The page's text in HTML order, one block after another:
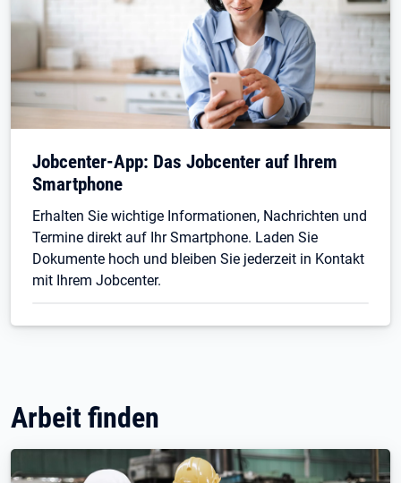
Jobcenter-App: Das Jobcenter auf Ihrem
Smartphone
Erhalten Sie wichtige Informationen, Nachrichten und
Termine direkt auf Ihr Smartphone. Laden Sie
Dokumente hoch und bleiben Sie jederzeit in Kontakt
mit Ihrem Jobcenter.
Arbeit finden